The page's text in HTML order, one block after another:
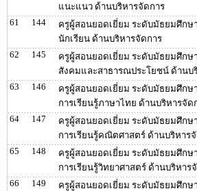
แนะแนว ด้านบริหารจัดการ
61
144
ครูผู้สอนยอดเยี่ยม ระดับมัธยมศึกษ
นักเรียน ด้านบริหารจัดการ
62
145
ครูผู้สอนยอดเยี่ยม ระดับมัธยมศึกษ
สังคมและสาธารณประโยชน์ ด้านบ
63
146
ครูผู้สอนยอดเยี่ยม ระดับมัธยมศึกษ
การเรียนรู้ภาษาไทย ด้านบริหารจัด
64
147
ครูผู้สอนยอดเยี่ยม ระดับมัธยมศึกษ
การเรียนรู้คณิตศาสตร์ ด้านบริหาร
65
148
ครูผู้สอนยอดเยี่ยม ระดับมัธยมศึกษ
การเรียนรู้วิทยาศาสตร์ ด้านบริหาร
66
149
ครูผู้สอนยอดเยี่ยม ระดับมัธยมศึกษ